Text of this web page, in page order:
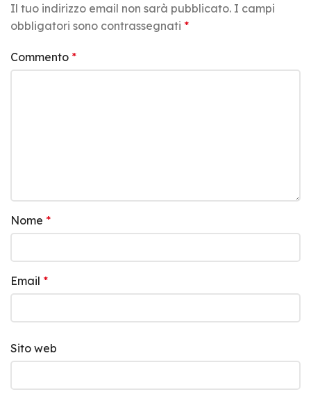
Il tuo indirizzo email non sarà pubblicato. I campi
obbligatori sono contrassegnati *
Commento *
Nome *
Email *
Sito web